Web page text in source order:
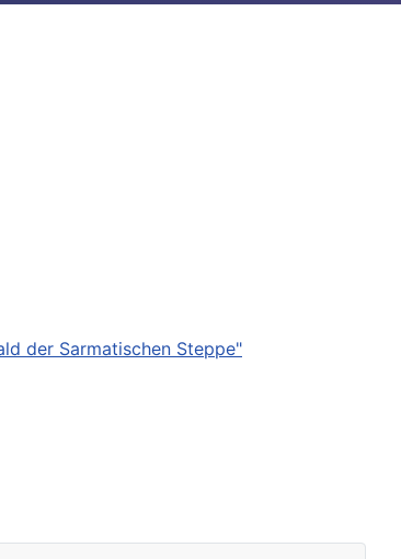
der Sarmatischen Steppe"